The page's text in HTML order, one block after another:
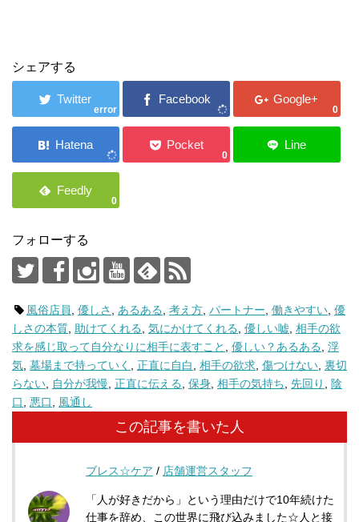
シェアする
error 0
0
0
フォローする
風俗店員, 優しさ , あるある, 考え方, パートナー, 働きやすい, 優
しさの本質, 助けてくれる, 気にかけてくれる, 優しい嘘, 相手の欲
求を感じ取って自分なりに相手に表すこと , 優しい？あるある, 浮
気, 墓場まで持っていく , 正直に自白, 相手の欲求, 傷つけない, 裏切
らない, 自分が我慢, 正直に伝える, 保身, 相手の気持ち, 先回り , 陰
口, 悪口, 風通し
この記事を書いた人
ブレス☆ケア / 店舗運営スタッフ
「人が好きだから」という理由だけで10年続けた
仕事を辞め、この世界に飛び込みました☆人と接